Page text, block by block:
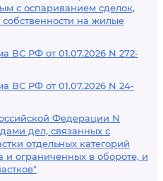
с оспариванием сделок,
на жилые
ВС РФ от 01.07.2026 N 272-
ВС РФ от 01.07.2026 N 24-
Федерации N
дел, связанных с
отдельных категорий
и ограниченных в обороте, и